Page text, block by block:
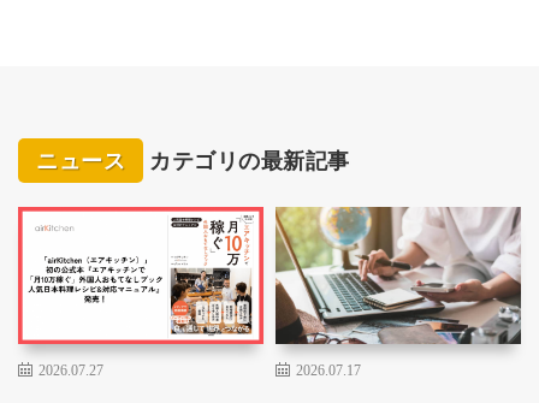
ニュース カテゴリの最新記事
2026.07.27 2026.07.17